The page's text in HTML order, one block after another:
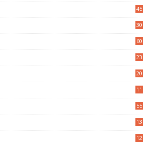
45
30
60
23
20
11
55
13
12